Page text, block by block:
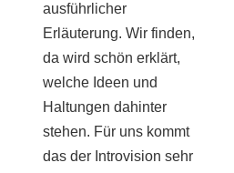
ausführlicher
Erläuterung. Wir finden,
da wird schön erklärt,
welche Ideen und
Haltungen dahinter
stehen. Für uns kommt
das der Introvision sehr